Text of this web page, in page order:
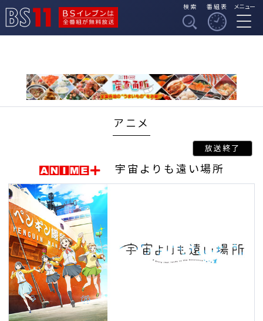
BSイレブンは全番組
検索 番組表 メニュー
アニメ
宇宙よりも遠い場所